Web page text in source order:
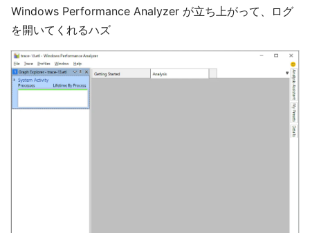
Windows Performance Analyzer が立ち上がって、ログ
を開いてくれるハズ